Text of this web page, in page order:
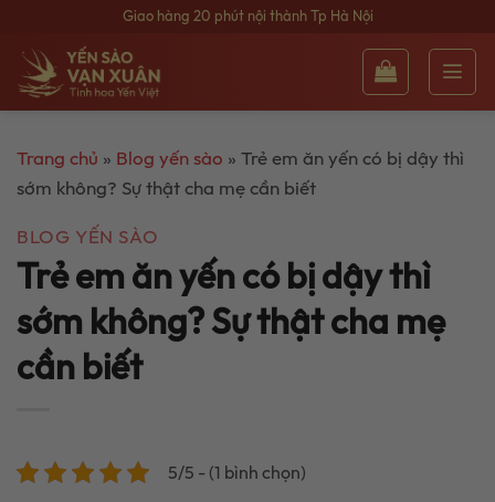
nội
dung
Giao hàng 20 phút nội thành Tp Hà Nội
Trang chủ » Blog yến sào » Trẻ em ăn yến có bị dậy thì
sớm không? Sự thật cha mẹ cần biết
BLOG YẾN SÀO
Trẻ em ăn yến có bị dậy thì
sớm không? Sự thật cha mẹ
cần biết
5/5 - (1 bình chọn)